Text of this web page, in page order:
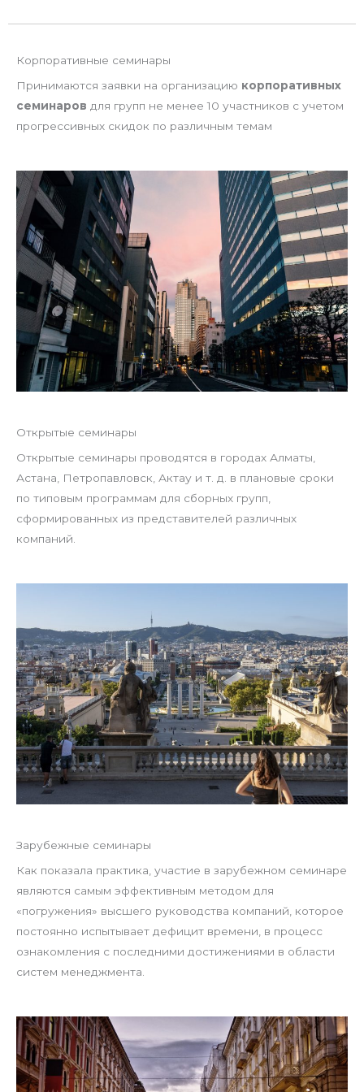
Корпоративные семинары
Принимаются заявки на организацию корпоративных
семинаров для групп не менее 10 участников с учетом
прогрессивных скидок по различным темам
Открытые семинары
Открытые семинары проводятся в городах Алматы,
Астана, Петропавловск, Актау и т. д. в плановые сроки
по типовым программам для сборных групп,
сформированных из представителей различных
компаний.
Зарубежные семинары
Как показала практика, участие в зарубежном семинаре
являются самым эффективным методом для
«погружения» высшего руководства компаний, которое
постоянно испытывает дефицит времени, в процесс
ознакомления с последними достижениями в области
систем менеджмента.